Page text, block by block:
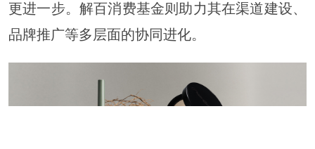
更进一步。解百消费基金则助力其在渠道建设、
品牌推广等多层面的协同进化。